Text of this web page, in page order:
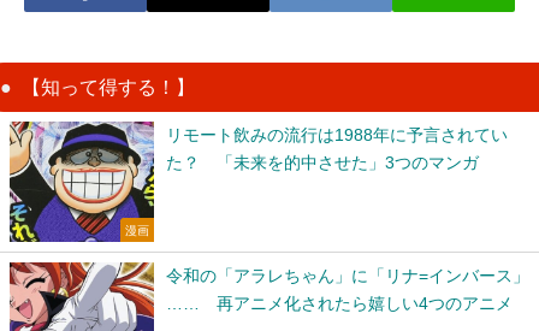
【知って得する！】
漫画
リモート飲みの流行は1988年に予言されてい
た？ 「未来を的中させた」3つのマンガ
令和の「アラレちゃん」に「リナ=インバース」
…… 再アニメ化されたら嬉しい4つのアニメ